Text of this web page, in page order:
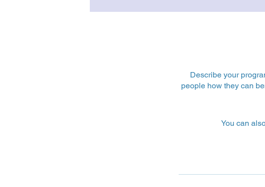
Describe your
people how they can
You can